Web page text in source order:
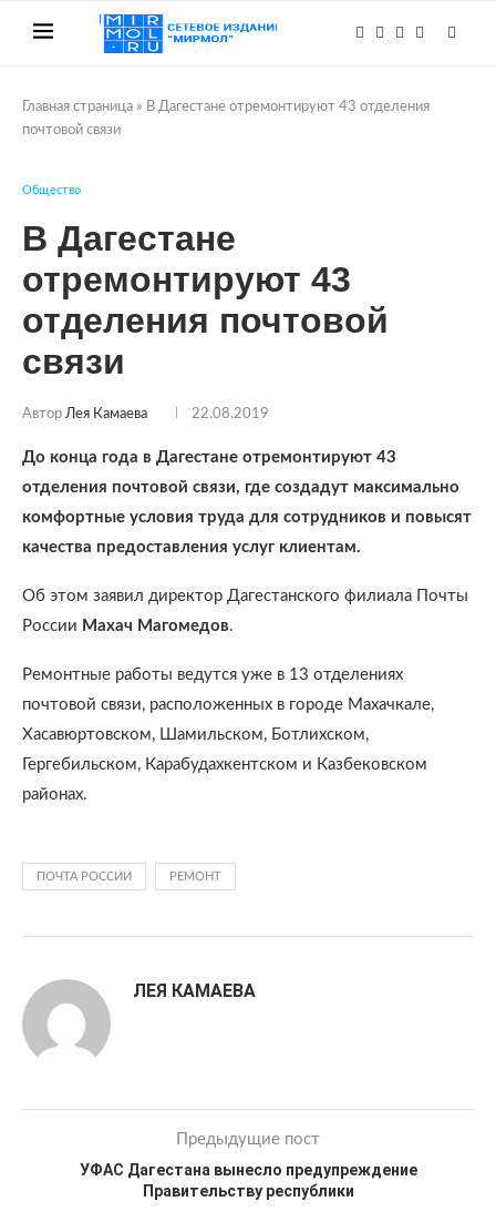
Главная страница » В Дагестане отремонтируют 43 отделения
почтовой связи
Общество
В Дагестане
отремонтируют 43
отделения почтовой
связи
Автор Лея Камаева 22.08.2019
До конца года в Дагестане отремонтируют 43
отделения почтовой связи, где создадут максимально
комфортные условия труда для сотрудников и повысят
качества предоставления услуг клиентам.
Об этом заявил директор Дагестанского филиала Почты
России Махач Магомедов.
Ремонтные работы ведутся уже в 13 отделениях
почтовой связи, расположенных в городе Махачкале,
Хасавюртовском, Шамильском, Ботлихском,
Гергебильском, Карабудахкентском и Казбековском
районах.
ПОЧТА РОССИИ РЕМОНТ
ЛЕЯ КАМАЕВА
Предыдущие пост
УФАС Дагестана вынесло предупреждение
Правительству республики